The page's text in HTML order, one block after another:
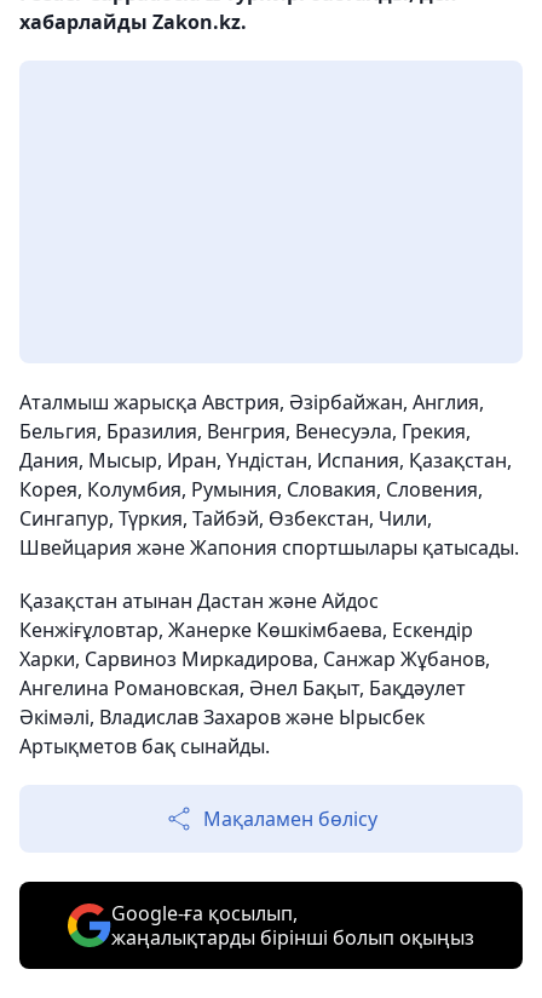
хабарлайды Zakon.kz.
Аталмыш жарысқа Австрия, Әзірбайжан, Англия,
Бельгия, Бразилия, Венгрия, Венесуэла, Грекия,
Дания, Мысыр, Иран, Үндістан, Испания, Қазақстан,
Корея, Колумбия, Румыния, Словакия, Словения,
Сингапур, Түркия, Тайбэй, Өзбекстан, Чили,
Швейцария және Жапония спортшылары қатысады.
Қазақстан атынан Дастан және Айдос
Кенжіғұловтар, Жанерке Көшкімбаева, Ескендір
Харки, Сарвиноз Миркадирова, Санжар Жұбанов,
Ангелина Романовская, Әнел Бақыт, Бақдәулет
Әкімәлі, Владислав Захаров және Ырысбек
Артықметов бақ сынайды.
Мақаламен бөлісу
Google-ға қосылып,
жаңалықтарды бірінші болып оқыңыз